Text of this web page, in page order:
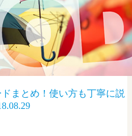
まとめ！使い方も丁寧に説